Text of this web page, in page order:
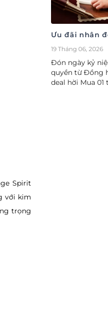
Spirit
với kim
trọng
Ưu đãi nhân
19 Tháng 06, 2026
Đón ngày kỷ
quyền từ Đồng
deal hời Mua 01